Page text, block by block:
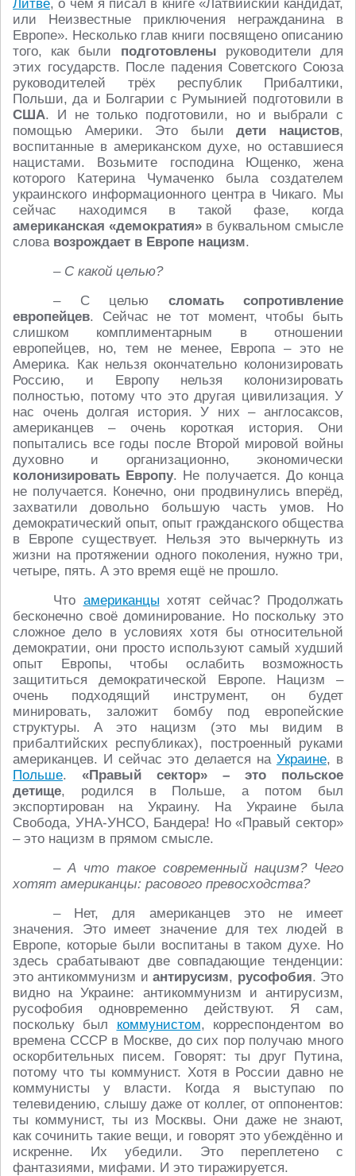
Литве, о чём я писал в книге «Латвийский кандидат,
или Неизвестные приключения негражданина в
Европе». Несколько глав книги посвящено описанию
того, как были подготовлены руководители для
этих государств. После падения Советского Союза
руководителей трёх республик Прибалтики,
Польши, да и Болгарии с Румынией подготовили в
США. И не только подготовили, но и выбрали с
помощью Америки. Это былидети нацистов,
воспитанные в американском духе, но оставшиеся
нацистами. Возьмите господина Ющенко, жена
которого Катерина Чумаченко была создателем
украинского информационного центра в Чикаго. Мы
сейчас находимся в такой фазе, когда
американская «демократия» в буквальном смысле
слова возрождает в Европе нацизм.
– С какой целью?
– С целью сломать сопротивление
европейцев. Сейчас не тот момент, чтобы быть
слишком комплиментарным в отношении
европейцев, но, тем не менее, Европа – это не
Америка. Как нельзя окончательно колонизировать
Россию, и Европу нельзя колонизировать
полностью, потому что это другая цивилизация. У
нас очень долгая история. У них – англосаксов,
американцев – очень короткая история. Они
попытались все годы после Второй мировой войны
духовно и организационно, экономически
колонизировать Европу. Не получается. До конца
не получается. Конечно, они продвинулись вперёд,
захватили довольно большую часть умов. Но
демократический опыт, опыт гражданского общества
в Европе существует. Нельзя это вычеркнуть из
жизни на протяжении одного поколения, нужно три,
четыре, пять. А это время ещё не прошло.
Что американцы хотят сейчас? Продолжать
бесконечно своё доминирование. Но поскольку это
сложное дело в условиях хотя бы относительной
демократии, они просто используют самый худший
опыт Европы, чтобы ослабить возможность
защититься демократической Европе. Нацизм –
очень подходящий инструмент, он будет
минировать, заложит бомбу под европейские
структуры. А это нацизм (это мы видим в
прибалтийских республиках), построенный руками
американцев. И сейчас это делается на Украине, в
Польше. «Правый сектор» – это польское
детище, родился в Польше, а потом был
экспортирован на Украину. На Украине была
Свобода, УНА‑УНСО, Бандера! Но «Правый сектор»
– это нацизм в прямом смысле.
– А что такое современный нацизм? Чего
хотят американцы: расового превосходства?
– Нет, для американцев это не имеет
значения. Это имеет значение для тех людей в
Европе, которые были воспитаны в таком духе. Но
здесь срабатывают две совпадающие тенденции:
это антикоммунизм иантирусизм, русофобия. Это
видно на Украине: антикоммунизм и антирусизм,
русофобия одновременно действуют. Я сам,
поскольку был коммунистом, корреспондентом во
времена СССР в Москве, до сих пор получаю много
оскорбительных писем. Говорят: ты друг Путина,
потому что ты коммунист. Хотя в России давно не
коммунисты у власти. Когда я выступаю по
телевидению, слышу даже от коллег, от оппонентов:
ты коммунист, ты из Москвы. Они даже не знают,
как сочинить такие вещи, и говорят это убеждённо и
искренне. Их убедили. Это переплетено с
фантазиями, мифами. И это тиражируется.